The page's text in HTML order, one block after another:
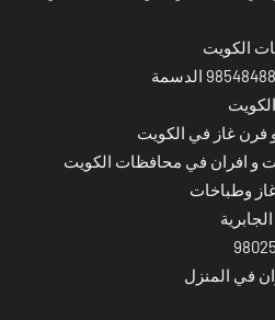
الكويت
فرن غاز في الكويت
و افران في محافظات الكويت
وطباخات
في المنزل